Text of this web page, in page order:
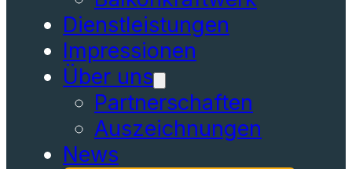
Dienstleistungen
Impressionen
Über uns
Partnerschaften
Auszeichnungen
News